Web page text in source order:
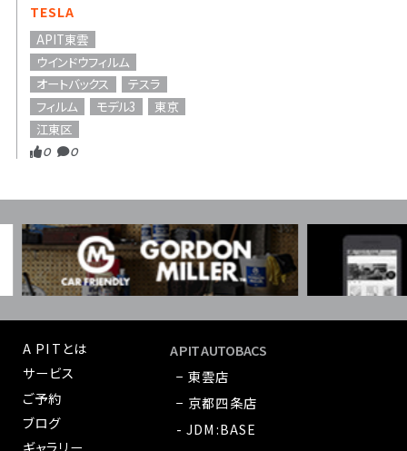
TESLA
APIT東雲
ウインドウフィルム
オートバックス
テスラ
フィルム
モデル3
東京
江東区
0 0
A PITとは
サービス
ご予約
ブログ
A PIT AUTOBACS
− 東雲店
− 京都四条店
- JDM:BASE